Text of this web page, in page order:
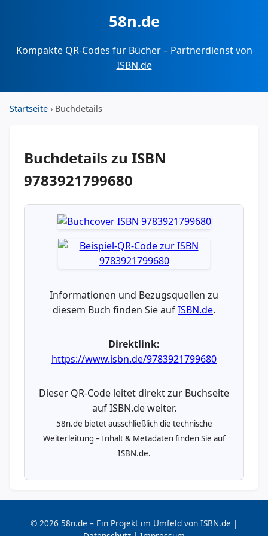
58n.de
Kompakte QR-Codes für Bücher – Partnerdienst von
ISBN.de
Startseite › Buchdetails
Buchdetails zu ISBN
9783921799680
Informationen und Bezugsquellen zu
diesem Buch finden Sie aufISBN.de.
Direktlink:
https://www.isbn.de/9783921799680
Dieser QR-Code leitet direkt zur Buchseite
auf ISBN.de weiter.
58n.de bietet ausschließlich die technische
Weiterleitung – Inhalt & Metadaten finden Sie auf
ISBN.de.
© 2026 58n.de – Ein Projekt im Umfeld von ISBN.de |